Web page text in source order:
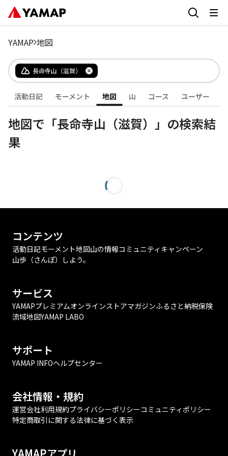
YAMAP 地図
長命寺山（滋賀）
活動日記 モーメント 地図 山 コース ユーザー
地図で「長命寺山（滋賀）」の検索結
果
コンテンツ
活動日記モーメント地図山の情報コミュニティ キャンペーン
山歩（さんぽ）しよう。
サービス
YAMAPプレミアムオンラインストアマガジンふるさと納税保険
流域地図YAMAP LABO
サポート
YAMAP INFOヘルプセンター
会社情報・規約
運営会社利用規約プライバシーポリシーコミュニティポリシー
特定商取引に関する法律に基づく表示